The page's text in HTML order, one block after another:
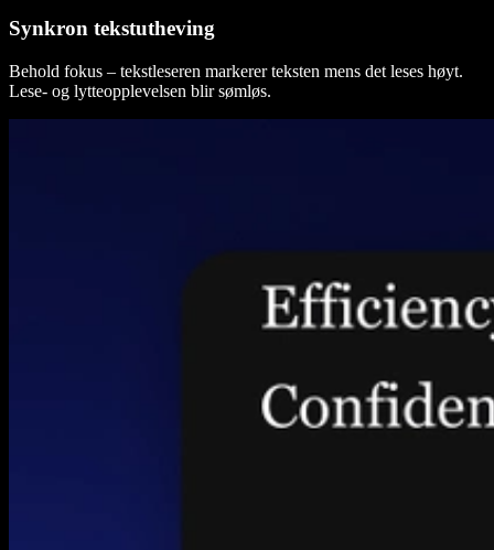
Synkron tekstutheving
Behold fokus – tekstleseren markerer teksten mens det leses høyt.
Lese- og lytteopplevelsen blir sømløs.